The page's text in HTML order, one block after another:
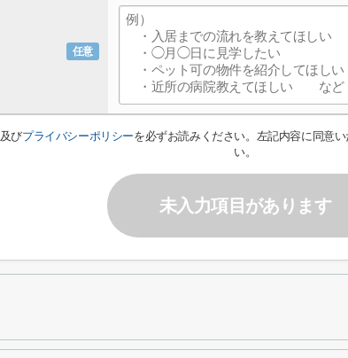
任意
及びプライバシーポリシーを必ずお読みください。左記内容に同意
い。
未入力項目があります